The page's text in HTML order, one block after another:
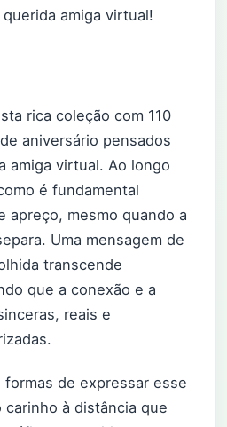
amiga virtual!
rica coleção com 110
aniversário pensados
amiga virtual. Ao longo
é fundamental
apreço, mesmo quando a
Uma mensagem de
transcende
que a conexão e a
reais e
formas de expressar esse
à distância que